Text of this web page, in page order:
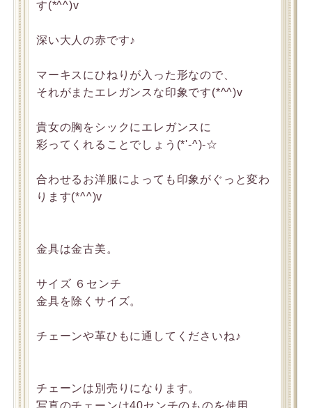
す(*^^)v
深い大人の赤です♪
マーキスにひねりが入った形なので、
それがまたエレガンスな印象です(*^^)v
貴女の胸をシックにエレガンスに
彩ってくれることでしょう(*'-^)-☆
合わせるお洋服によっても印象がぐっと変わ
ります(*^^)v
金具は金古美。
サイズ ６センチ
金具を除くサイズ。
チェーンや革ひもに通してくださいね♪
チェーンは別売りになります。
写真のチェーンは40センチのものを使用。